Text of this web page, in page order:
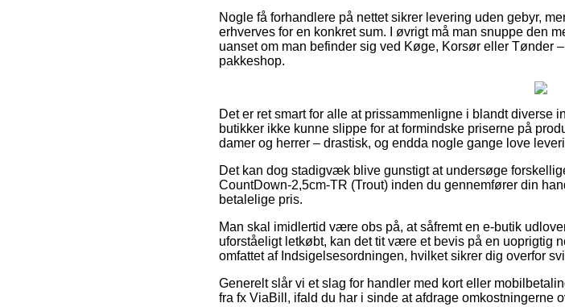
Nogle få forhandlere på nettet sikrer levering uden gebyr,
erhverves for en konkret sum. I øvrigt må man snuppe den
uanset om man befinder sig ved Køge, Korsør eller Tønder
pakkeshop.
Det er ret smart for alle at prissammenligne i blandt diverse
butikker ikke kunne slippe for at formindske priserne på
damer og herrer – drastisk, og endda nogle gange love
Det kan dog stadigvæk blive gunstigt at undersøge
CountDown-2,5cm-TR (Trout) inden du gennemfører din
betalelige pris.
Man skal imidlertid være obs på, at såfremt en e-butik
uforståeligt letkøbt, kan det tit være et bevis på en uoprigtig
omfattet af Indsigelsesordningen, hvilket sikrer dig overfor
Generelt slår vi et slag for handler med kort eller
fra fx ViaBill, ifald du har i sinde at afdrage omkostningerne